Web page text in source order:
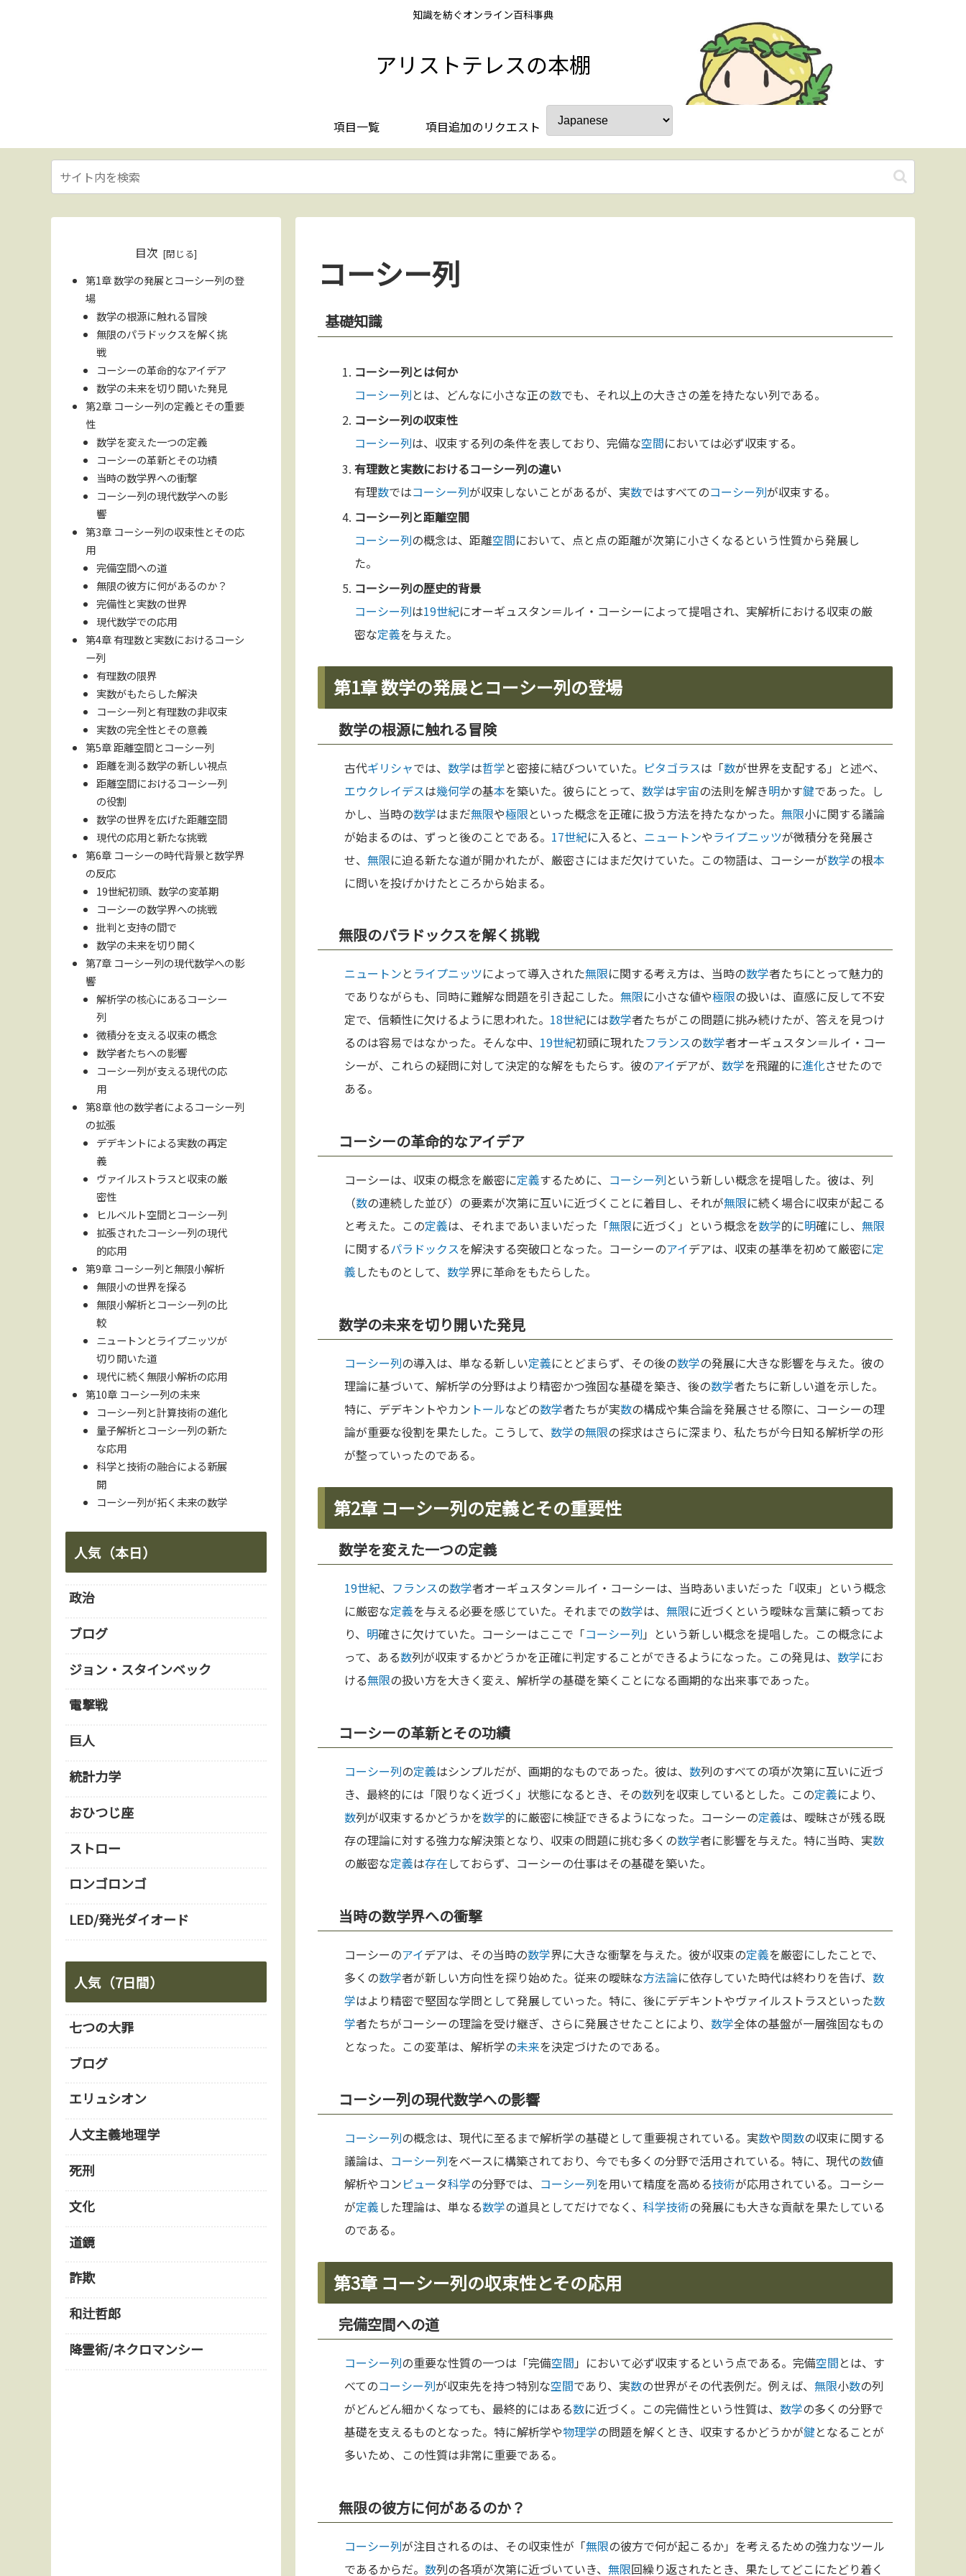
知識を紡ぐオンライン百科事典
アリストテレスの本棚
項目一覧 項目追加のリクエスト
コーシー列
基礎知識
コーシー列とは何か
コーシー列とは、どんなに小さな正の数でも、それ以上の大きさの差を持たない列である。
コーシー列の収束性
コーシー列は、収束する列の条件を表しており、完備な空間においては必ず収束する。
有理数と実数におけるコーシー列の違い
有理数ではコーシー列が収束しないことがあるが、実数ではすべてのコーシー列が収束する。
コーシー列と距離空間
コーシー列の概念は、距離空間において、点と点の距離が次第に小さくなるという性質から発展し
た。
コーシー列の歴史的背景
コーシー列は19世紀にオーギュスタン＝ルイ・コーシーによって提唱され、実解析における収束の厳
密な定義を与えた。
第1章 数学の発展とコーシー列の登場
数学の根源に触れる冒険
古代ギリシャでは、 数学は哲学と密接に結びついていた。 ピタゴラスは「数が世界を支配する」と述べ、
エウクレイデスは幾何学の基本を築いた。彼らにとって、 数学は宇宙の法則を解き明かす鍵であった。し
かし、当時の数学はまだ無限や極限といった概念を正確に扱う方法を持たなかった。 無限小に関する議論
が始まるのは、ずっと後のことである。 17世紀に入ると、 ニュートンやライプニッツが微積分を発展さ
せ、 無限に迫る新たな道が開かれたが、厳密さにはまだ欠けていた。この物語は、コーシーが数学の根本
に問いを投げかけたところから始まる。
無限のパラドックスを解く挑戦
ニュートンと ライプニッツによって導入された無限に関する考え方は、当時の数学者たちにとって魅力的
でありながらも、同時に難解な問題を引き起こした。 無限に小さな値や極限の扱いは、直感に反して不安
定で、信頼性に欠けるように思われた。 18世紀には数学者たちがこの問題に挑み続けたが、答えを見つけ
るのは容易ではなかった。そんな中、 19世紀初頭に現れたフランスの数学者オーギュスタン＝ルイ・コー
シーが、これらの疑問に対して決定的な解をもたらす。彼のアイデアが、 数学を飛躍的に進化させたので
ある。
コーシーの革命的なアイデア
コーシーは、収束の概念を厳密に定義するために、 コーシー列という新しい概念を提唱した。彼は、列
（数の連続した並び）の要素が次第に互いに近づくことに着目し、それが無限に続く場合に収束が起こる
と考えた。この定義は、それまであいまいだった「無限に近づく」という概念を数学的に明確にし、 無限
に関するパラドックスを解決する突破口となった。コーシーのアイデアは、収束の基準を初めて厳密に定
義したものとして、 数学界に革命をもたらした。
数学の未来を切り開いた発見
コーシー列の導入は、単なる新しい定義にとどまらず、その後の数学の発展に大きな影響を与えた。彼の
理論に基づいて、解析学の分野はより精密かつ強固な基礎を築き、後の数学者たちに新しい道を示した。
特に、デデキントやカン トールなどの数学者たちが実数の構成や集合論を発展させる際に、コーシーの理
論が重要な役割を果たした。こうして、 数学の無限の探求はさらに深まり、私たちが今日知る解析学の形
が整っていったのである。
第2章 コーシー列の定義とその重要性
数学を変えた一つの定義
19世紀、 フランスの数学者オーギュスタン＝ルイ・コーシーは、当時あいまいだった「収束」という概念
に厳密な定義を与える必要を感じていた。それまでの数学は、 無限に近づくという曖昧な言葉に頼ってお
り、 明確さに欠けていた。コーシーはここで「コーシー列 」という新しい概念を提唱した。この概念によ
って、ある数列が収束するかどうかを正確に判定することができるようになった。この発見は、 数学にお
ける無限の扱い方を大きく変え、解析学の基礎を築くことになる画期的な出来事であった。
コーシーの革新とその功績
コーシー列の定義はシンプルだが、画期的なものであった。彼は、 数列のすべての項が次第に互いに近づ
き、最終的には「限りなく近づく」状態になるとき、その数列を収束しているとした。この定義により、
数列が収束するかどうかを数学的に厳密に検証できるようになった。コーシーの定義は、曖昧さが残る既
存の理論に対する強力な解決策となり、収束の問題に挑む多くの数学者に影響を与えた。特に当時、実数
の厳密な定義は存在しておらず、コーシーの仕事はその基礎を築いた。
当時の数学界への衝撃
コーシーのアイデアは、その当時の数学界に大きな衝撃を与えた。彼が収束の定義を厳密にしたことで、
多くの数学者が新しい方向性を探り始めた。従来の曖昧な方法論に依存していた時代は終わりを告げ、 数
学はより精密で堅固な学問として発展していった。特に、後にデデキントやヴァイルストラスといった数
学者たちがコーシーの理論を受け継ぎ、さらに発展させたことにより、 数学全体の基盤が一層強固なもの
となった。この変革は、解析学の未来を決定づけたのである。
コーシー列の現代数学への影響
コーシー列の概念は、現代に至るまで解析学の基礎として重要視されている。実数や関数の収束に関する
議論は、 コーシー列をベースに構築されており、今でも多くの分野で活用されている。特に、現代の数値
解析やコンピュータ科学の分野では、 コーシー列を用いて精度を高める技術が応用されている。コーシー
が定義した理論は、単なる数学の道具としてだけでなく、 科学技術の発展にも大きな貢献を果たしている
のである。
第3章 コーシー列の収束性とその応用
完備空間への道
コーシー列の重要な性質の一つは「完備空間 」において必ず収束するという点である。完備空間とは、す
べてのコーシー列が収束先を持つ特別な空間であり、実数の世界がその代表例だ。例えば、 無限小数の列
がどんどん細かくなっても、最終的にはある数に近づく。この完備性という性質は、 数学の多くの分野で
基礎を支えるものとなった。特に解析学や物理学の問題を解くとき、収束するかどうかが鍵となることが
多いため、この性質は非常に重要である。
無限の彼方に何があるのか？
コーシー列が注目されるのは、その収束性が「無限の彼方で何が起こるか」を考えるための強力なツール
であるからだ。 数列の各項が次第に近づいていき、 無限回繰り返されたとき、果たしてどこにたどり着く
目次
第1章 数学の発展とコーシー列の登
場
数学の根源に触れる冒険
無限のパラドックスを解く挑
戦
コーシーの革命的なアイデア
数学の未来を切り開いた発見
第2章 コーシー列の定義とその重要
性
数学を変えた一つの定義
コーシーの革新とその功績
当時の数学界への衝撃
コーシー列の現代数学への影
響
第3章 コーシー列の収束性とその応
用
完備空間への道
無限の彼方に何があるのか？
完備性と実数の世界
現代数学での応用
第4章 有理数と実数におけるコーシ
ー列
有理数の限界
実数がもたらした解決
コーシー列と有理数の非収束
実数の完全性とその意義
第5章 距離空間とコーシー列
距離を測る数学の新しい視点
距離空間におけるコーシー列
の役割
数学の世界を広げた距離空間
現代の応用と新たな挑戦
第6章 コーシーの時代背景と数学界
の反応
19世紀初頭、数学の変革期
コーシーの数学界への挑戦
批判と支持の間で
数学の未来を切り開く
第7章 コーシー列の現代数学への影
響
解析学の核心にあるコーシー
列
微積分を支える収束の概念
数学者たちへの影響
コーシー列が支える現代の応
用
第8章 他の数学者によるコーシー列
の拡張
デデキントによる実数の再定
義
ヴァイルストラスと収束の厳
密性
ヒルベルト空間とコーシー列
拡張されたコーシー列の現代
的応用
第9章 コーシー列と無限小解析
無限小の世界を探る
無限小解析とコーシー列の比
較
ニュートンとライプニッツが
切り開いた道
現代に続く無限小解析の応用
第10章 コーシー列の未来
コーシー列と計算技術の進化
量子解析とコーシー列の新た
な応用
科学と技術の融合による新展
開
コーシー列が拓く未来の数学
人気（本日）
政治
ブログ
ジョン・スタインベック
電撃戦
巨人
統計力学
おひつじ座
ストロー
ロンゴロンゴ
LED/発光ダイオード
人気（7日間）
七つの大罪
ブログ
エリュシオン
人文主義地理学
死刑
文化
道鏡
詐欺
和辻哲郎
降霊術/ネクロマンシー